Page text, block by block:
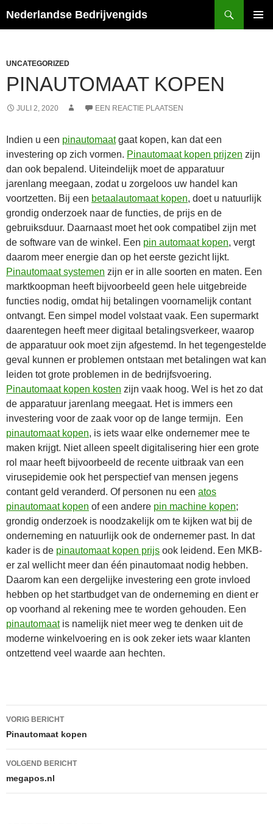
naar
Nederlandse Bedrijvengids
UNCATEGORIZED
PINAUTOMAAT KOPEN
JULI 2, 2020 EEN REACTIE PLAATSEN
Indien u een pinautomaatgaat kopen, kan dat een
investering op zich vormen. Pinautomaat kopen prijzen zijn
dan ook bepalend. Uiteindelijk moet de apparatuur
jarenlang meegaan, zodat u zorgeloos uw handel kan
voortzetten. Bij een betaalautomaat kopen, doet u natuurlijk
grondig onderzoek naar de functies, de prijs en de
gebruiksduur. Daarnaast moet het ook compatibel zijn met
de software van de winkel. Een pin automaat kopen, vergt
daarom meer energie dan op het eerste gezicht lijkt.
Pinautomaat systemen zijn er in alle soorten en maten. Een
marktkoopman heeft bijvoorbeeld geen hele uitgebreide
functies nodig, omdat hij betalingen voornamelijk contant
ontvangt. Een simpel model volstaat vaak. Een supermarkt
daarentegen heeft meer digitaal betalingsverkeer, waarop
de apparatuur ook moet zijn afgestemd. In het tegengestelde
geval kunnen er problemen ontstaan met betalingen wat kan
leiden tot grote problemen in de bedrijfsvoering.
Pinautomaat kopen kosten zijn vaak hoog. Wel is het zo dat
de apparatuur jarenlang meegaat. Het is immers een
investering voor de zaak voor op de lange termijn. Een
pinautomaat kopen, is iets waar elke ondernemer mee te
maken krijgt. Niet alleen speelt digitalisering hier een grote
rol maar heeft bijvoorbeeld de recente uitbraak van een
virusepidemie ook het perspectief van mensen jegens
contant geld veranderd. Of personen nu een atos
pinautomaat kopen of een andere pin machine kopen;
grondig onderzoek is noodzakelijk om te kijken wat bij de
onderneming en natuurlijk ook de ondernemer past. In dat
kader is de pinautomaat kopen prijs ook leidend. Een MKB-
er zal wellicht meer dan één pinautomaat nodig hebben.
Daarom kan een dergelijke investering een grote invloed
hebben op het startbudget van de onderneming en dient er
op voorhand al rekening mee te worden gehouden. Een
pinautomaatis namelijk niet meer weg te denken uit de
moderne winkelvoering en is ook zeker iets waar klanten
ontzettend veel waarde aan hechten.
Bericht
navigatie
VORIG BERICHT
Pinautomaat kopen
VOLGEND BERICHT
megapos.nl